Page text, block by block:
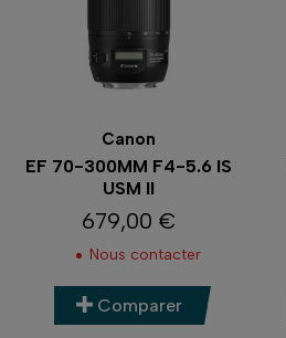
Canon
EF 70-300MM F4-5.6 IS
USM II
Prix
679,00 €
Nous contacter
Comparer